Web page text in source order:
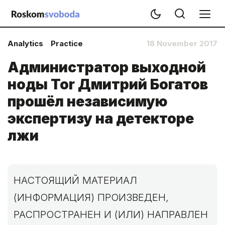
Analytics Practice 18 November 2017
Администратор выходной
ноды Tor Дмитрий Богатов
прошёл независимую
экспертизу на детекторе
лжи
НАСТОЯЩИЙ МАТЕРИАЛ
(ИНФОРМАЦИЯ) ПРОИЗВЕДЕН,
РАСПРОСТРАНЕН И (ИЛИ) НАПРАВЛЕН